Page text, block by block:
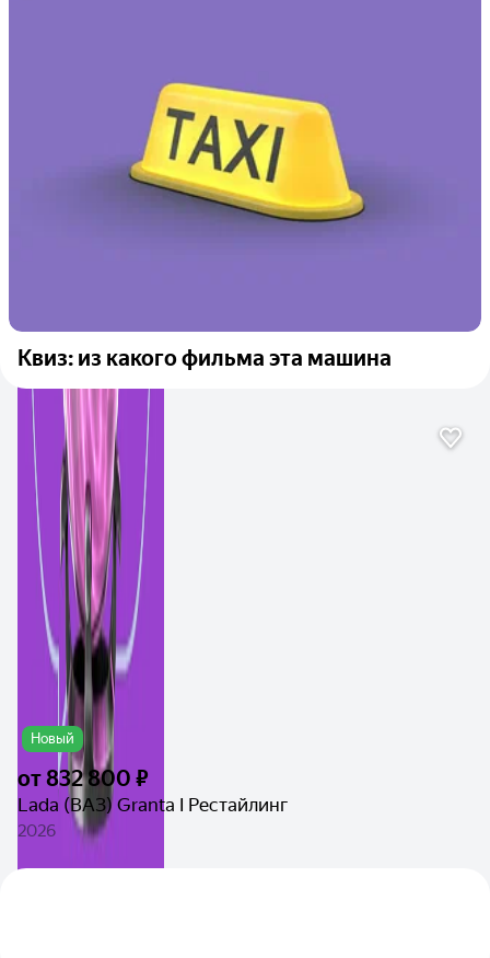
Квиз: из какого фильма эта машина
Новый
от832 800 ₽
Lada (ВАЗ) Granta I Рестайлинг
2026